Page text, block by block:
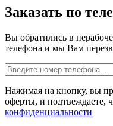
Заказать по
Вы обратились в
телефона и мы Вам
Нажимая на кнопку, вы
оферты, и подтвеждаете,
конфиденциальности